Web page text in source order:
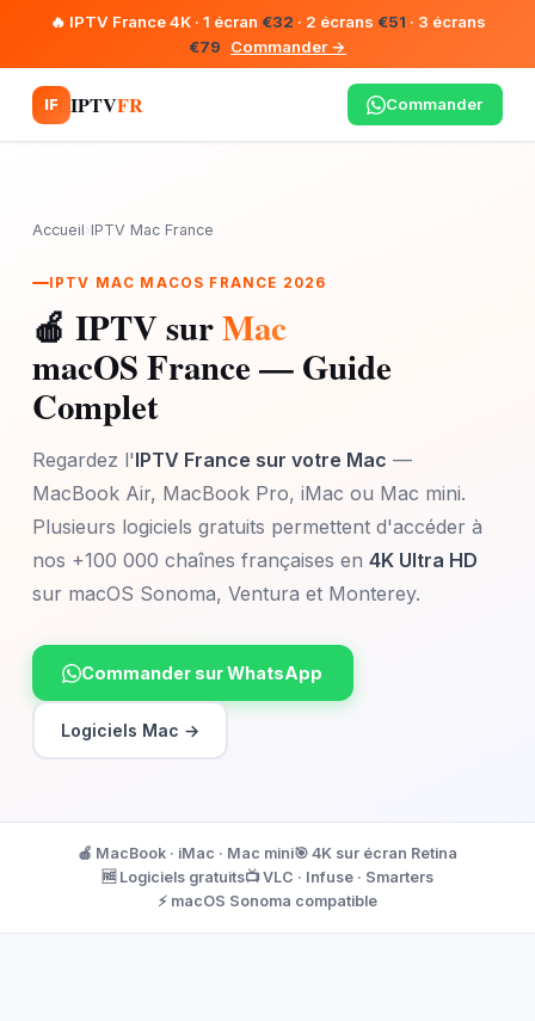
🔥 IPTV France 4K · 1 écran €32 · 2 écrans €51 · 3 écrans
€79
Commander →
IF IPTVFR Commander
Accueil› IPTV Mac France
IPTV MAC MACOS FRANCE 2026
🍎 IPTV surMac
macOS France — Guide
Complet
Regardez l'IPTV France sur votre Mac —
MacBook Air, MacBook Pro, iMac ou Mac mini.
Plusieurs logiciels gratuits permettent d'accéder à
nos +100 000 chaînes françaises en 4K Ultra HD
sur macOS Sonoma, Ventura et Monterey.
Commander sur WhatsApp
Logiciels Mac →
🍎 MacBook · iMac · Mac mini🎯 4K sur écran Retina
🆓 Logiciels gratuits📺 VLC · Infuse · Smarters
⚡ macOS Sonoma compatible